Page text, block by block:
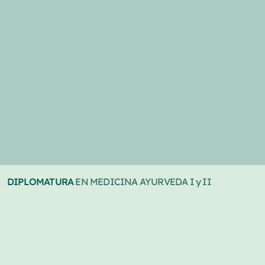
DIPLOMATURAEN MEDICINA AYURVEDA IyII